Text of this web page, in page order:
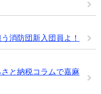
消防団新入団員よ！
さと納税コラムで嘉麻